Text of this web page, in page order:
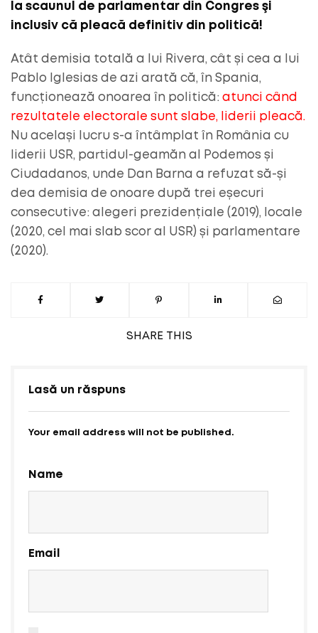
SHARE THIS
la scaunul de parlamentar din Congres şi
inclusiv că pleacă definitiv din politică!
Atât demisia totală a lui Rivera, cât și cea a lui
Pablo Iglesias de azi arată că, în Spania,
funcționează onoarea în politică: atunci când
rezultatele electorale sunt slabe, liderii pleacă.
Nu același lucru s-a întâmplat în România cu
liderii USR, partidul-geamăn al Podemos și
Ciudadanos, unde Dan Barna a refuzat să-și
dea demisia de onoare după trei eșecuri
consecutive: alegeri prezidențiale (2019), locale
(2020, cel mai slab scor al USR) și parlamentare
(2020).
Lasă un răspuns
Your email address will not be published.
Name
Email